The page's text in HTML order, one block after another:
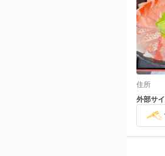
住所
外部サ